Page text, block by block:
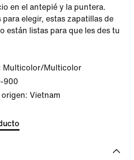
en el antepié y la puntera.
elegir, estas zapatillas de
están listas para que les des tu
Multicolor/Multicolor
900
origen: Vietnam